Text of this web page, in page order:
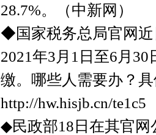
28.7%。（中新网）
◆国家税务总局官网近
2021年3月1日至6月
缴。哪些人需要办？
http://hw.hisjb.cn/te1c5
◆民政部18日在其官网